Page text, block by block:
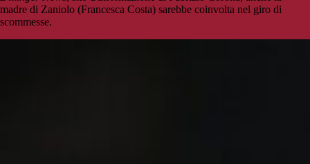
madre di Zaniolo (Francesca Costa) sarebbe coinvolta nel giro di
scommesse.